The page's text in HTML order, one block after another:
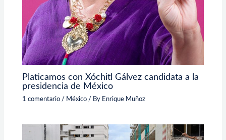
Platicamos con Xóchitl Gálvez candidata a la
presidencia de México
1 comentario / México / By Enrique Muñoz